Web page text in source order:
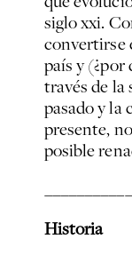
siglo xxi.
convertirse
país y (¿por
través de la
pasado y la
presente,
posible
Historia